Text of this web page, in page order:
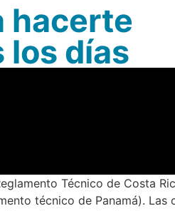
hacerte
los días
Técnico de Costa
técnico de Panamá).